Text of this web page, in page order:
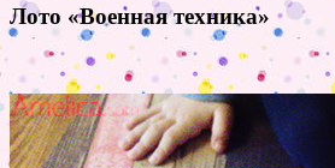
Лото «Военная техника»